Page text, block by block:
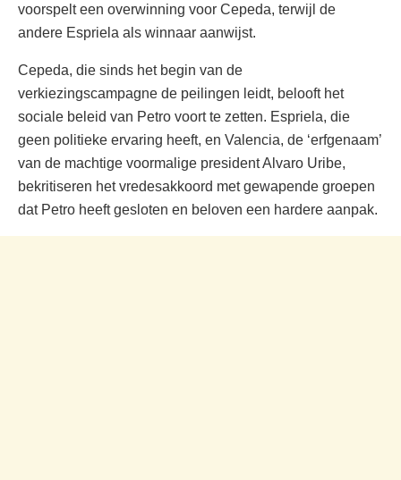
voorspelt een overwinning voor Cepeda, terwijl de
andere Espriela als winnaar aanwijst.
Cepeda, die sinds het begin van de
verkiezingscampagne de peilingen leidt, belooft het
sociale beleid van Petro voort te zetten. Espriela, die
geen politieke ervaring heeft, en Valencia, de ‘erfgenaam’
van de machtige voormalige president Alvaro Uribe,
bekritiseren het vredesakkoord met gewapende groepen
dat Petro heeft gesloten en beloven een hardere aanpak.